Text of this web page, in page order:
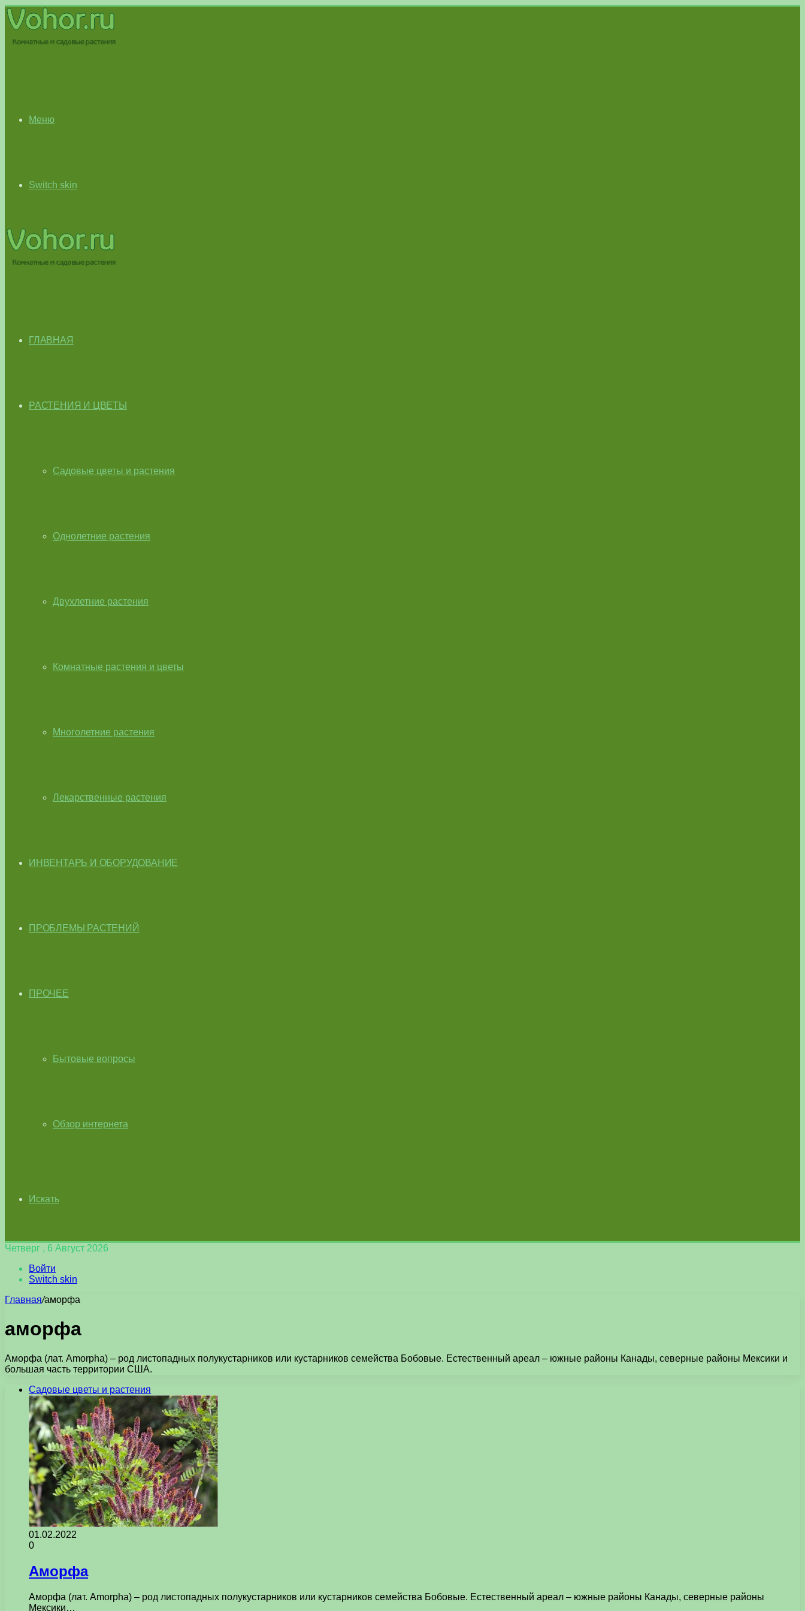
Меню
Switch skin
ГЛАВНАЯ
РАСТЕНИЯ И ЦВЕТЫ
Садовые цветы и растения
Однолетние растения
Двухлетние растения
Комнатные растения и цветы
Многолетние растения
Лекарственные растения
ИНВЕНТАРЬ И ОБОРУДОВАНИЕ
ПРОБЛЕМЫ РАСТЕНИЙ
ПРОЧЕЕ
Бытовые вопросы
Обзор интернета
Искать
Четверг , 6 Август 2026
Войти
Switch skin
Главная/аморфа
аморфа
Аморфа (лат. Amorpha) – род листопадных полукустарников или кустарников семейства Бобовые. Естественный ареал – южные районы Канады, северные районы Мексики и
большая часть территории США.
Садовые цветы и растения
01.02.2022
0
Аморфа
Аморфа (лат. Amorpha) – род листопадных полукустарников или кустарников семейства Бобовые. Естественный ареал – южные районы Канады, северные районы
Мексики…